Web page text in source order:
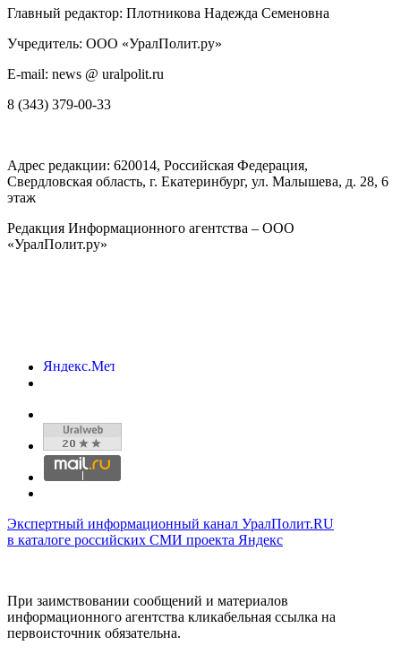
Главный редактор: Плотникова Надежда Семеновна
Учредитель: ООО «УралПолит.ру»
E-mail: news @ uralpolit.ru
8 (343) 379-00-33
Адрес редакции: 620014, Российская Федерация,
Свердловская область, г. Екатеринбург, ул. Малышева, д. 28, 6
этаж
Редакция Информационного агентства – ООО
«УралПолит.ру»
Экспертный информационный канал УралПолит.RU
в каталоге российских СМИ проекта Яндекс
При заимствовании сообщений и материалов
информационного агентства кликабельная ссылка на
первоисточник обязательна.